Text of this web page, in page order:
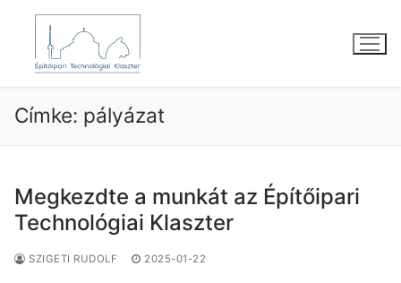
Ugrás
tartalomra
Címke: pályázat
Megkezdte a munkát az Építőipari
Technológiai Klaszter
SZIGETI RUDOLF 2025-01-22